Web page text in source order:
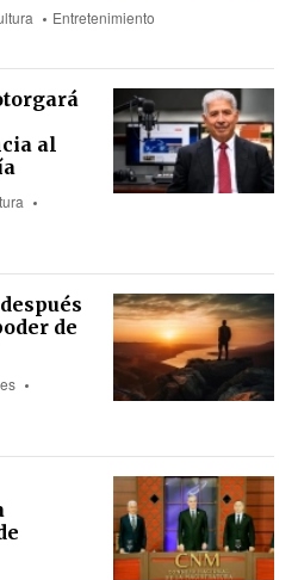
Entretenimiento
al
de